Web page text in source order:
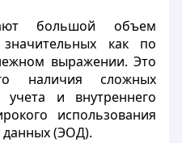
большой объем
как по
выражении. Это
наличия сложных
учета и внутреннего
использования
данных (ЭОД).